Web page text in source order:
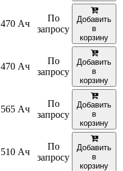
470 Ач
По
запросу
Добавить
в
корзину
470 Ач
По
запросу
Добавить
в
корзину
565 Ач
По
запросу
Добавить
в
корзину
510 Ач
По
запросу
Добавить
в
корзину